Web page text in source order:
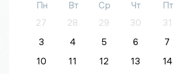
Пн Вт Ср Чт Пт
27
28 29 30 31
3
4 5 6 7
10
11 12 13 14